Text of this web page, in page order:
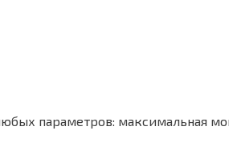
параметров: максимальная